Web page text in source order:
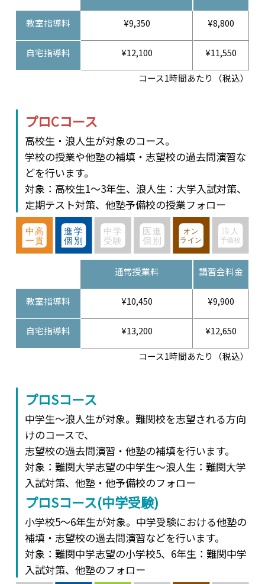
教室指導料 ¥9,350 ¥8,800
自宅指導料 ¥12,100 ¥11,550
コース1時間あたり（税込）
プロCコース
高校生・浪人生が対象のコース。
学校の授業や他塾の補填・志望校の過去問演習な
どを行います。
対象：高校生1～3年生、浪人生：大学入試対策、
定期テスト対策、他塾予備校の授業フォロー
通常授業料 講習会料金
教室指導料 ¥10,450 ¥9,900
自宅指導料 ¥13,200 ¥12,650
コース1時間あたり（税込）
プロSコース
中学生～浪人生が対象。難関校を志望される方向
けのコースで、
志望校の過去問演習・他塾の補填を行います。
対象：難関大学志望の中学生～浪人生：難関大学
入試対策、他塾・他予備校のフォロー
プロSコース(中学受験)
小学校5～6年生が対象。中学受験における他塾の
補填・志望校の過去問演習などを行います。
対象：難関中学志望の小学校5、6年生：難関中学
入試対策、他塾のフォロー